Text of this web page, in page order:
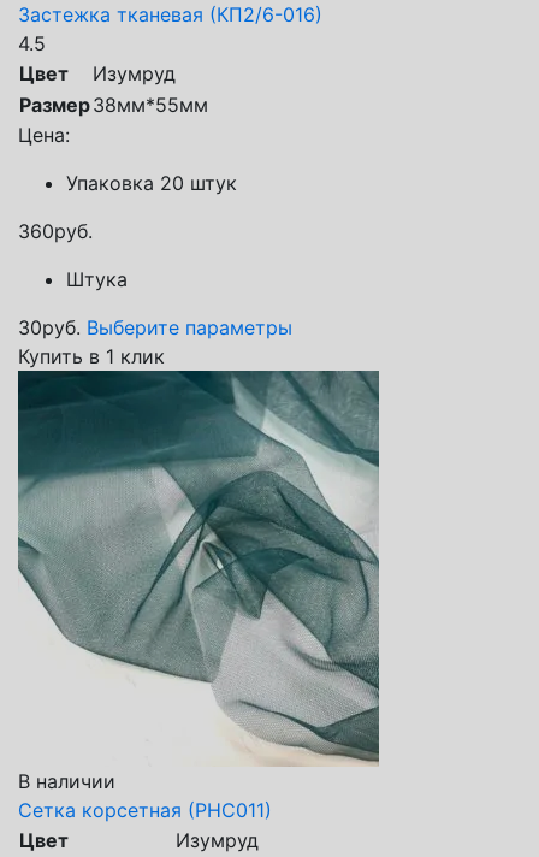
Застежка тканевая (КП2/6-016)
4.5
Цвет
Изумруд
Размер38мм*55мм
Цена:
Упаковка 20 штук
360руб.
Штука
30руб. Выберите параметры
Купить в 1 клик
В наличии
Сетка корсетная (РНС011)
Цвет
Изумруд